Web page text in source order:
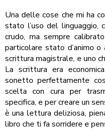
Una delle cose che mi ha
stato l’uso del
crudo, ma sempre
particolare stato d’animo
scrittura magistrale, e uno
La scrittura era
sonetto perfettamente
scelta con cura per
specifica, e per creare un
è una lettura deliziosa,
libro che ti fa sorridere e